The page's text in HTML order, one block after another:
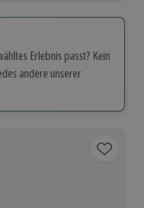
Erlebnis passt? Kein
andere unserer